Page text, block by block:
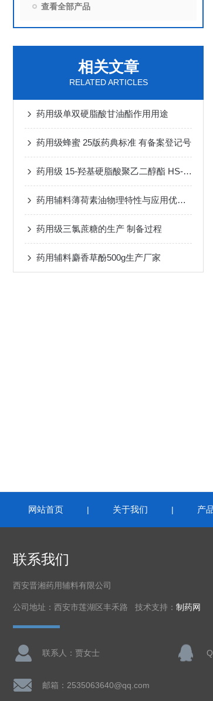
查看全部产品
相关文章
RELATED ARTICLES
药用级单双硬脂酸甘油酯作用用途
药用级蜂蜜 25版药典标准 有备案登记号
药用级 15-羟基硬脂酸聚乙二醇酯 HS-15 巴斯夫进口辅料 有备案资质
药用辅料薄荷素油物理特性与应用优势说明
药用级三氯蔗糖的生产 制备过程
药用辅料麝香草酚500g生产厂家
网站首页 | 关于我们 | 产
联系我们
西安晋湘药用辅料有限公司
公司地址：西安市莲湖区丰禾路 技术支持： 制药网
联系人：贾女士
邮箱：2535063640@qq.com